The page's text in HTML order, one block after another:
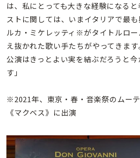
は、私にとっても大きな経験になる
ストに関しては、いまイタリアで最も
ルカ・ミケレッティ※がタイトルロー
え抜かれた歌い手たちがやってきま
公演はきっとよい実を結ぶだろうと
す」
※2021年、東京・春・音楽祭のムー
《マクベス》に出演